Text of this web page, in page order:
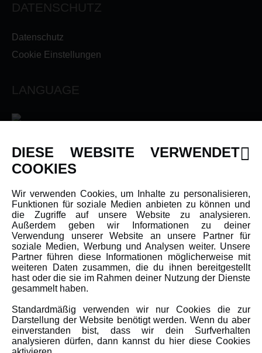
DATENSCHUTZ
Datenschutz
Cookie Einstellungen
LANGUAGE
INFORMATIONEN
Newsletter
Über uns
Karriere
Amewi Kataloge
MEHR VON AMEWI
AMXRacing - Qualitäts RC-Zubehör
Amewi Construction - Nutzfahrzeuge
Malinos - Die kreative Seite von Amewi
DIESE WEBSITE VERWENDET
COOKIES
Wir verwenden Cookies, um Inhalte zu personalisieren,
Funktionen für soziale Medien anbieten zu können und
die Zugriffe auf unsere Website zu analysieren.
Außerdem geben wir Informationen zu deiner
Verwendung unserer Website an unsere Partner für
soziale Medien, Werbung und Analysen weiter. Unsere
Partner führen diese Informationen möglicherweise mit
weiteren Daten zusammen, die du ihnen bereitgestellt
hast oder die sie im Rahmen deiner Nutzung der Dienste
gesammelt haben.
Standardmäßig verwenden wir nur Cookies die zur
Darstellung der Website benötigt werden. Wenn du aber
einverstanden bist, dass wir dein Surfverhalten
analysieren dürfen, dann kannst du hier diese Cookies